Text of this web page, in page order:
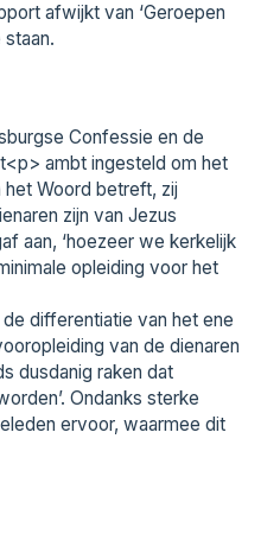
afwijkt van ‘Geroepen
Confessie en de
ambt ingesteld om het
het Woord betreft, zij
zijn van Jezus
aan, ‘hoezeer we kerkelijk
opleiding voor het
differentiatie van het ene
van de dienaren
dusdanig raken dat
Ondanks sterke
ervoor, waarmee dit